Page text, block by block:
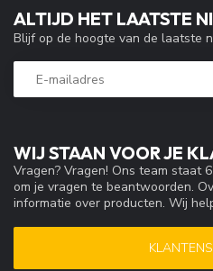
WIJ STAAN VOOR JE
Vragen? Vragen! Ons team staat
om je vragen te beantwoorden.
informatie over producten. Wij
ALTIJD HET LAATSTE
Blijf op de hoogte van de laatste